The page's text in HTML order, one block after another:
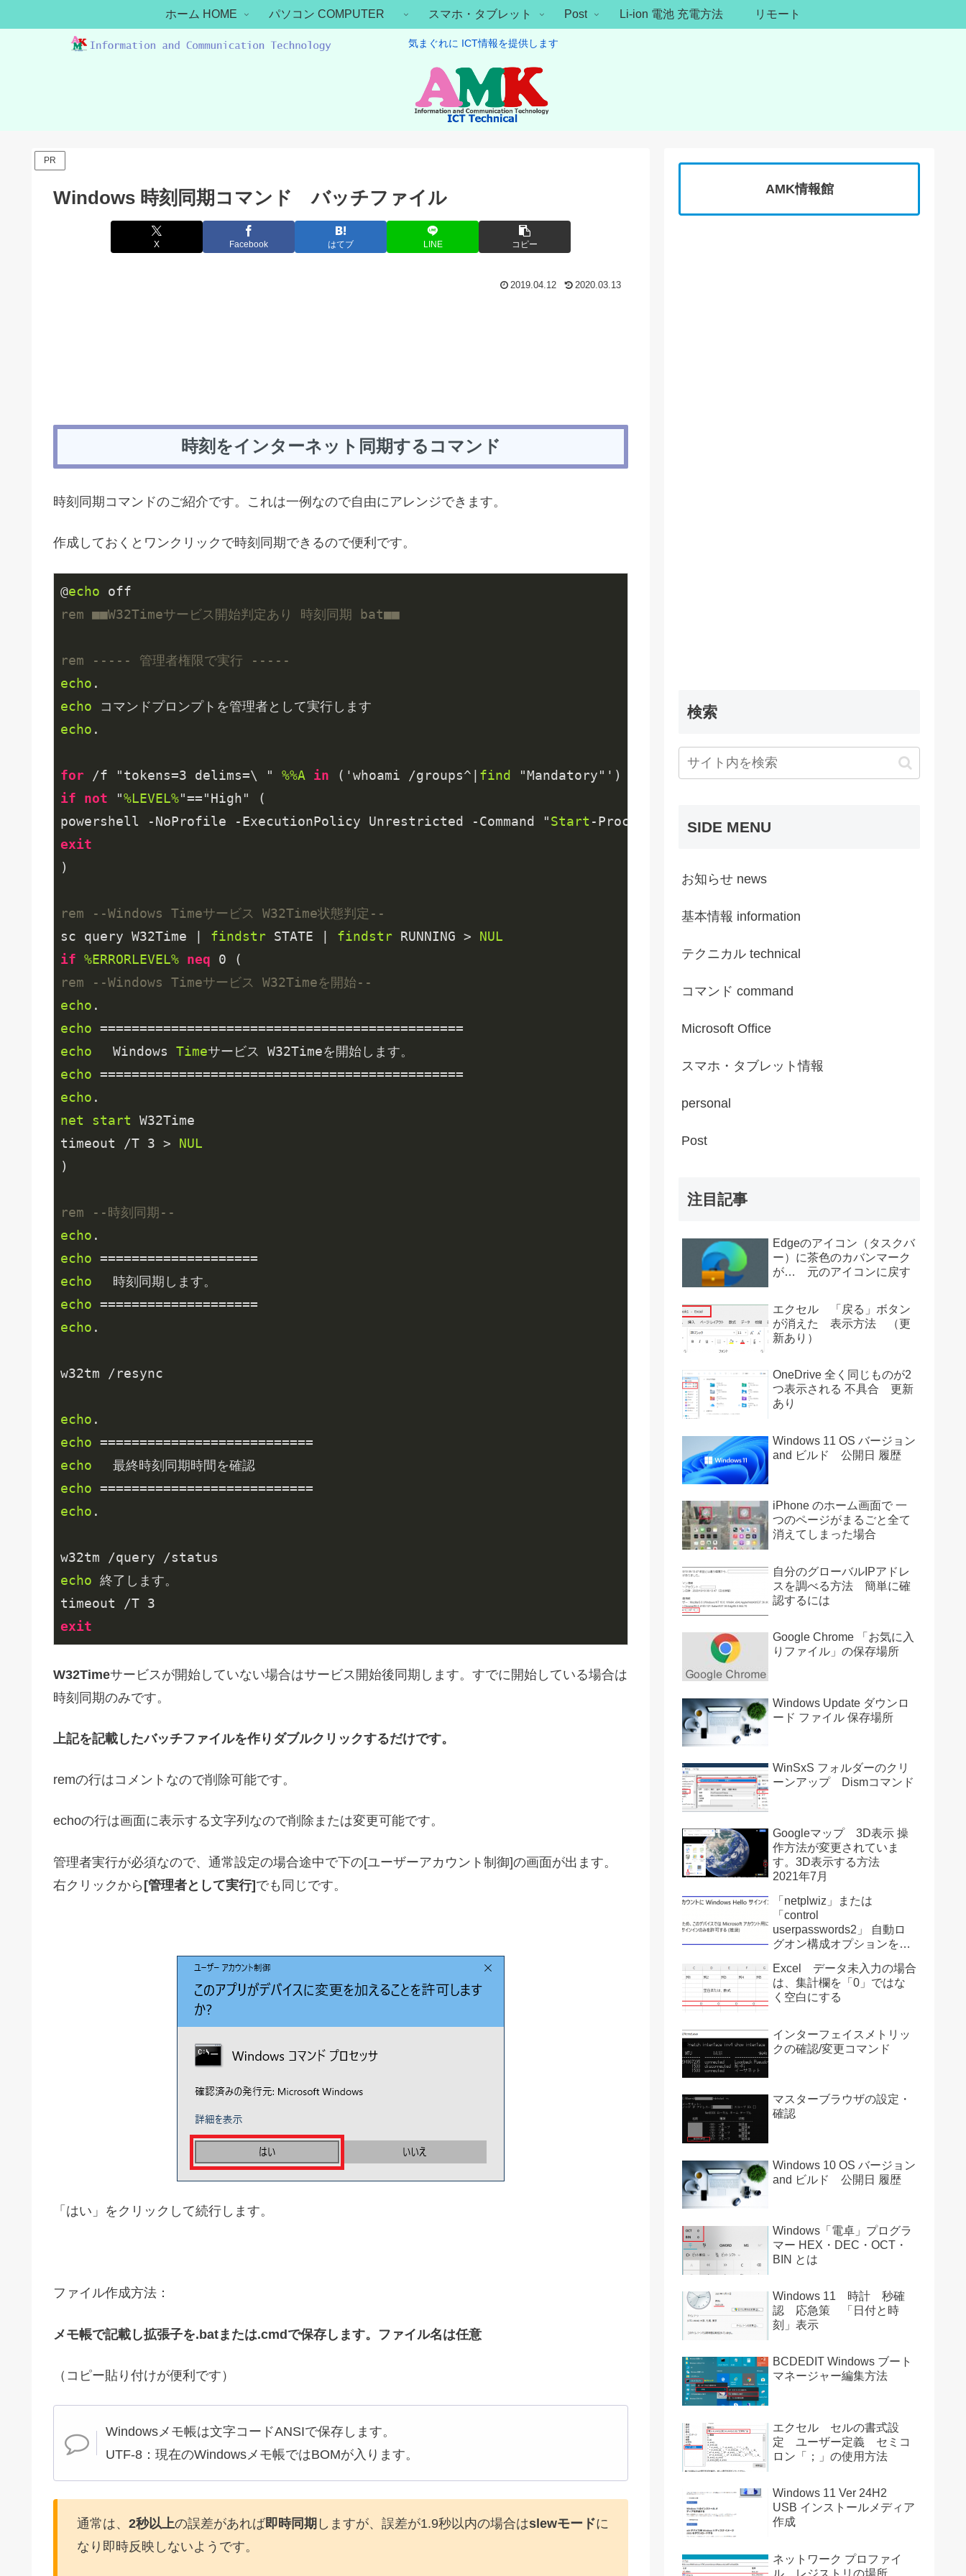
気まぐれに ICT情報を提供します
ホーム HOME パソコン COMPUTER スマホ・タブレット Post Li-ion 電池 充電方法 リモート
PR
Windows 時刻同期コマンド バッチファイル
X Facebook はてブ LINE コピー
2019.04.12 2020.03.13
時刻をインターネット同期するコマンド
時刻同期コマンドのご紹介です。これは一例なので自由にアレンジできます。
作成しておくとワンクリックで時刻同期できるので便利です。
@echo
rem ■■W32Timeサービス開始判定あり 時刻同期 bat■■
rem ----- 管理者権限で実行 -----
echo
echo
echo .
for /f "tokens=3 delims=\ " %%A in ('whoami /groups^| find "Mandatory"') LEVEL=%%A
if
not "%LEVEL%"=="High" (
powershell -NoProfile -ExecutionPolicy Unrestricted -Command "Start
exit
rem --Windows Timeサービス W32Time状態判定--
sc query W32Time | findstr STATE | findstr RUNNING > NUL
if %ERRORLEVEL% neq 0
rem --Windows Timeサービス W32Timeを開始--
echo
echo
echo Windows Time
echo
echo
net
start W32Time
timeout /T 3 > NUL
rem --時刻同期--
echo
echo
echo
echo
echo .
w32tm /resync
echo
echo
echo
echo
echo .
echo 終了します。
timeout /T 3
exit
W32Timeサービスが開始していない場合はサービス開始後同期します。すでに開始している場合は
時刻同期のみです。
上記を記載したバッチファイルを作りダブルクリックするだけです。
remの行はコメントなので削除可能です。
echoの行は画面に表示する文字列なので削除または変更可能です。
管理者実行が必須なので、通常設定の場合途中で下の[ユーザーアカウント制御]の画面が出ます。
右クリックから [管理者として実行]でも同じです。
「はい」をクリックして続行します。
ファイル作成方法：
メモ帳で記載し拡張子を.batまたは.cmdで保存します。ファイル名は任意
（コピー貼り付けが便利です）
Windowsメモ帳は文字コードANSIで保存します。
UTF-8：現在のWindowsメモ帳ではBOMが入ります。
通常は、 2秒以上の誤差があれば即時同期 しますが、誤差が1.9秒以内の場合はslewモードに
なり即時反映しないようです。
AMK情報館
検索
SIDE MENU
お知らせ news
基本情報 information
テクニカル technical
コマンド command
Microsoft Office
スマホ・タブレット情報
personal
Post
注目記事
Edgeのアイコン（タスクバ
ー）に茶色のカバンマーク
が… 元のアイコンに戻す
エクセル 「戻る」ボタン
が消えた 表示方法 （更
新あり）
OneDrive 全く同じものが2
つ表示される 不具合 更新
あり
Windows 11 OS バージョン
and ビルド 公開日 履歴
iPhone のホーム画面で 一
つのページがまるごと全て
消えてしまった場合
自分のグローバルIPアドレ
スを調べる方法 簡単に確
認するには
Google Chrome 「お気に入
りファイル」の保存場所
Windows Update ダウンロ
ード ファイル 保存場所
WinSxS フォルダーのクリ
ーンアップ Dismコマンド
Googleマップ 3D表示 操
作方法が変更されていま
す。3D表示する方法
2021年7月
「netplwiz」または
「control
userpasswords2」 自動ロ
グオン構成オプションを復
Excel データ未入力の場合
は、集計欄を「0」ではな
く空白にする
インターフェイスメトリッ
クの確認/変更コマンド
マスターブラウザの設定・
確認
Windows 10 OS バージョン
and ビルド 公開日 履歴
Windows「電卓」プログラ
マー HEX・DEC・OCT・
BIN とは
Windows 11 時計 秒確
認 応急策 「日付と時
刻」表示
BCDEDIT Windows ブート
マネージャー編集方法
エクセル セルの書式設
定 ユーザー定義 セミコ
ロン「；」の使用方法
Windows 11 Ver 24H2
USB インストールメディア
作成
ネットワーク プロファイ
ル レジストリの場所